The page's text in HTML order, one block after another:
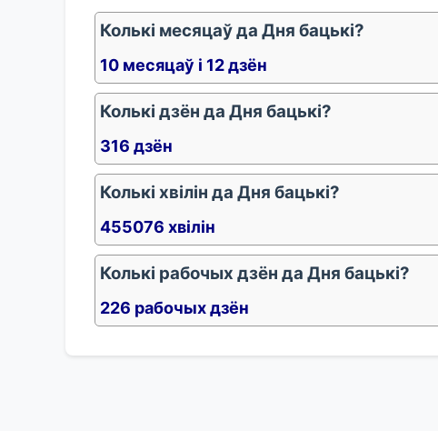
Колькі месяцаў да Дня бацькі?
10 месяцаў і 12 дзён
Колькі дзён да Дня бацькі?
316 дзён
Колькі хвілін да Дня бацькі?
455076 хвілін
Колькі рабочых дзён да Дня бацькі?
226 рабочых дзён